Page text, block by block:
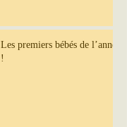
Les premiers bébés de l’année
!